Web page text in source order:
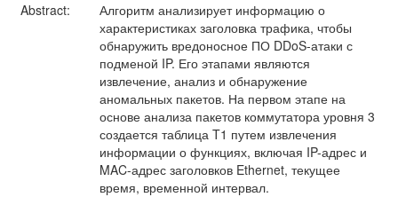
Abstract:
Алгоритм анализирует информацию о
характеристиках заголовка трафика, чтобы
обнаружить вредоносное ПО DDoS-атаки с
подменой IP. Его этапами являются
извлечение, анализ и обнаружение
аномальных пакетов. На первом этапе на
основе анализа пакетов коммутатора уровня 3
создается таблица T1 путем извлечения
информации о функциях, включая IP-адрес и
MAC-адрес заголовков Ethernet, текущее
время, временной интервал.